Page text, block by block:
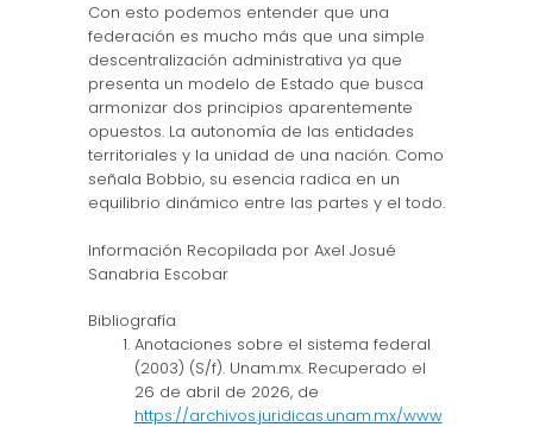
Con esto podemos entender que una
federación es mucho más que una simple
descentralización administrativa ya que
presenta un modelo de Estado que busca
armonizar dos principios aparentemente
opuestos. La autonomía de las entidades
territoriales y la unidad de una nación. Como
señala Bobbio, su esencia radica en un
equilibrio dinámico entre las partes y el todo.
Información Recopilada por Axel Josué
Sanabria Escobar
Bibliografía
Anotaciones sobre el sistema federal
(2003) (S/f). Unam.mx. Recuperado el
26 de abril de 2026, de
https://archivos.juridicas.unam.mx/www